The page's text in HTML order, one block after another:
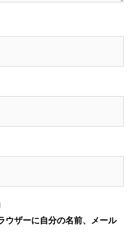
ウザーに自分の名前、メール